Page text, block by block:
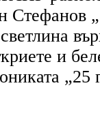
Стефанов
и
„25